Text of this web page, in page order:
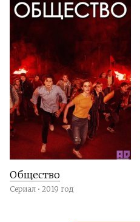
Общество
Сериал • 2019 год